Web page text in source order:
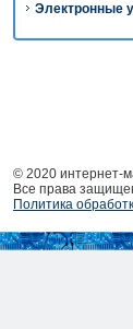
Электронные
© 2020 интернет-
Все права
Политика